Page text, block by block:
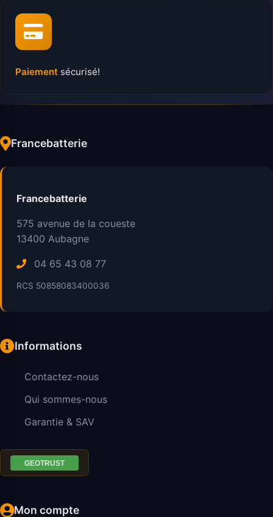
Paiement sécurisé!
Francebatterie
Francebatterie
575 avenue de la coueste
13400 Aubagne
04 65 43 08 77
RCS 50858083400036
Informations
Contactez-nous
Qui sommes-nous
Garantie & SAV
Mon compte